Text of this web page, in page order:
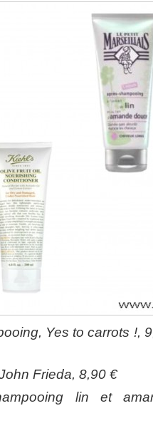
Yes to carrots !,
Frieda, 8,90 €
lin et